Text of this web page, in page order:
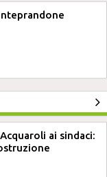
ai sindaci: